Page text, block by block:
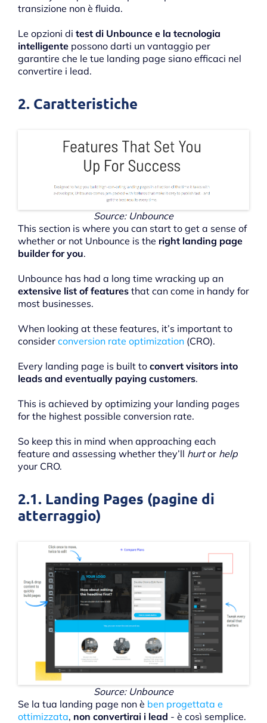
transizione non è fluida.
Le opzioni di test di Unbounce e la tecnologia
intelligente possono darti un vantaggio per
garantire che le tue landing page siano efficaci nel
convertire i lead.
2. Caratteristiche
Source: Unbounce
This section is where you can start to get a sense of
whether or not Unbounce is the right landing page
builder for you.
Unbounce has had a long time wracking up an
extensive list of features that can come in handy for
most businesses.
When looking at these features, it’s important to
consider conversion rate optimization (CRO).
Every landing page is built to convert visitors into
leads and eventually paying customers.
This is achieved by optimizing your landing pages
for the highest possible conversion rate.
So keep this in mind when approaching each
feature and assessing whether they’ll hurtor help
your CRO.
2.1. Landing Pages (pagine di
atterraggio)
Source: Unbounce
Se la tua landing page non è ben progettata e
ottimizzata, non convertirai i lead - è così semplice.